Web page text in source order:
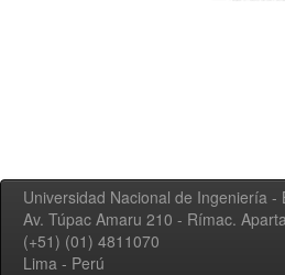
Universidad Nacional de Ingeniería -
Av. Túpac Amaru 210 - Rímac.
(+51) (01) 4811070
Lima - Perú